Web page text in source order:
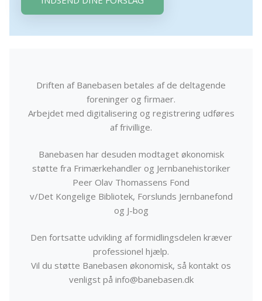
Driften af Banebasen betales af de deltagende
foreninger og firmaer.
Arbejdet med digitalisering og registrering udføres
af frivillige.
Banebasen har desuden modtaget økonomisk
støtte fra Frimærkehandler og Jernbanehistoriker
Peer Olav Thomassens Fond
v/Det Kongelige Bibliotek, Forslunds Jernbanefond
og J-bog
Den fortsatte udvikling af formidlingsdelen kræver
professionel hjælp.
Vil du støtte Banebasen økonomisk, så kontakt os
venligst på info@banebasen.dk